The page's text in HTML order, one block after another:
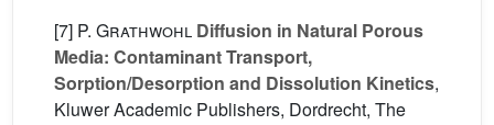
[7] P. Grathwohl Diffusion in Natural Porous
Media: Contaminant Transport,
Sorption/Desorption and Dissolution Kinetics,
Kluwer Academic Publishers, Dordrecht, The